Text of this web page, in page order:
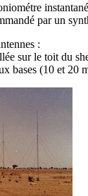
par un
:
sur le toit du
bases (10 et 20